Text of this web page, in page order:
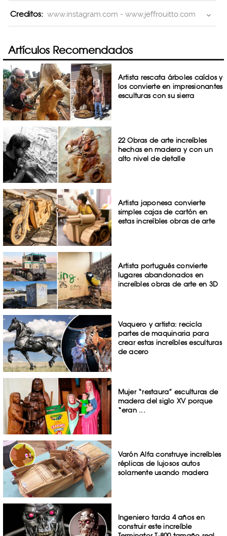
Creditos: www.instagram.com - www.jeffrouitto.com
Artículos Recomendados
Artista rescata árboles caídos y
los convierte en impresionantes
esculturas con su sierra
22 Obras de arte increíbles
hechas en madera y con un
alto nivel de detalle
Artista japonesa convierte
simples cajas de cartón en
estas increíbles obras de arte
Artista portugués convierte
lugares abandonados en
increíbles obras de arte en 3D
Vaquero y artista: recicla
partes de maquinaria para
crear estas increíbles esculturas
de acero
Mujer “restaura” esculturas de
madera del siglo XV porque
“eran ...
Varón Alfa construye increíbles
réplicas de lujosos autos
solamente usando madera
Ingeniero tarda 4 años en
construir este increíble